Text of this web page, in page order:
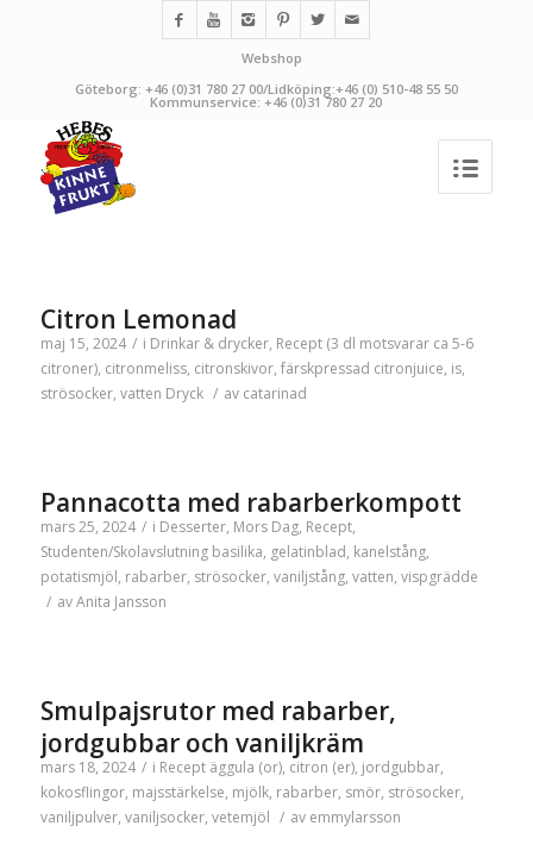
Webshop
Göteborg: +46 (0)31 780 27 00/Lidköping:+46 (0) 510-48 55 50
Kommunservice: +46 (0)31 780 27 20
Citron Lemonad
maj 15, 2024 / i Drinkar & drycker, Recept (3 dl motsvarar ca 5-6
citroner), citronmeliss, citronskivor, färskpressad citronjuice, is,
strösocker, vatten Dryck / av catarinad
Pannacotta med rabarberkompott
mars 25, 2024 / i Desserter, Mors Dag, Recept,
Studenten/Skolavslutning basilika, gelatinblad, kanelstång,
potatismjöl, rabarber, strösocker, vaniljstång, vatten, vispgrädde
/ avAnita Jansson
Smulpajsrutor med rabarber,
jordgubbar och vaniljkräm
mars 18, 2024 / i Recept äggula (or), citron (er), jordgubbar,
kokosflingor, majsstärkelse, mjölk, rabarber, smör, strösocker,
vaniljpulver, vaniljsocker, vetemjöl / av emmylarsson